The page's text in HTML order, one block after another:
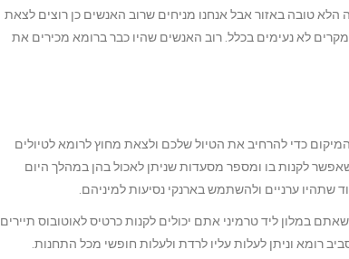
טובה באזור אבל אנחנו מניחים שרוב האנשים כן רוצים לצאת
לא נעימים בכלל. רוב האנשים שהיו כבר ברומא מכירים את
כדי להרחיב את הטיול שלכם ולצאת מחוץ לרומא לטיולים
לקנות בו ומספר מסעדות שניתן לאכול בהן במהלך היום
שתהיו ערניים ולהשתמש בארנקי נסיעות למיניהם.
במלון ליד טרמיני אתם יכולים לקנות כרטיס לאוטובוס תיירים